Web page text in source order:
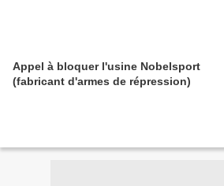
Appel à bloquer l'usine Nobelsport
(fabricant d'armes de répression)